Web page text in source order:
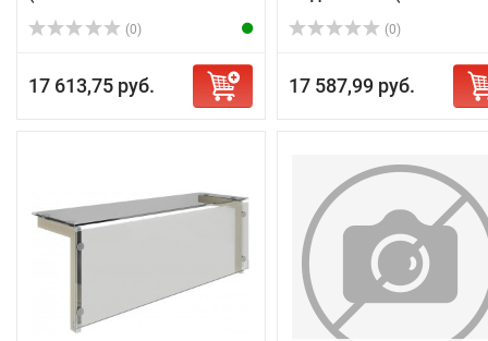
(0)
17 613,75 руб.
(0)
17 587,99 руб.